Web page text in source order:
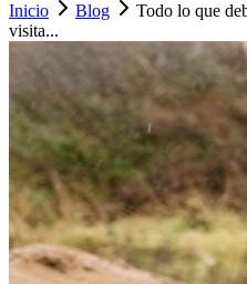
Inicio Blog
Todo lo que
visita...